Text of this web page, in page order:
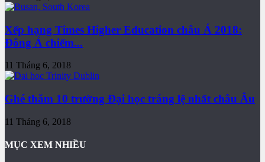
Xếp hạng Times Higher Education châu Á 2018:
Đông Á chiếm...
11 Tháng 6, 2018
Ghé thăm 10 trường Đại học tráng lệ nhất châu Âu
11 Tháng 6, 2018
MỤC XEM NHIỀU